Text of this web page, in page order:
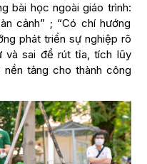
bài học ngoài giáo trình:
cảnh” ; “Có chí hướng
phát triển sự nghiệp rõ
và sai để rút tỉa, tích lũy
nền tảng cho thành công